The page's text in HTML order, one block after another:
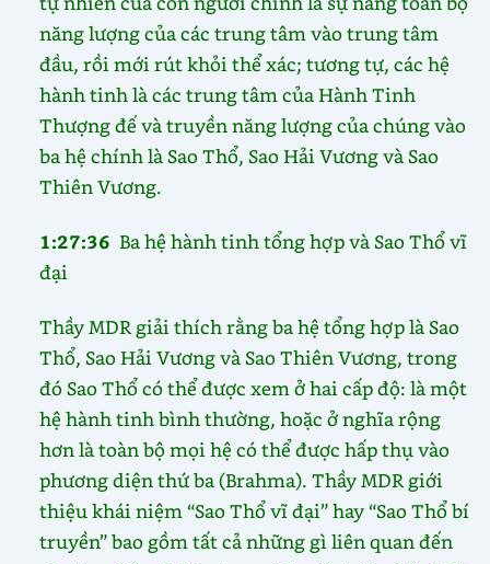
năng lượng của các trung tâm vào trung tâm
đầu, rồi mới rút khỏi thể xác; tương tự, các hệ
hành tinh là các trung tâm của Hành Tinh
Thượng đế và truyền năng lượng của chúng vào
ba hệ chính là Sao Thổ, Sao Hải Vương và Sao
Thiên Vương.
1:27:36Ba hệ hành tinh tổng hợp và Sao Thổ vĩ
đại
Thầy MDR giải thích rằng ba hệ tổng hợp là Sao
Thổ, Sao Hải Vương và Sao Thiên Vương, trong
đó Sao Thổ có thể được xem ở hai cấp độ: là một
hệ hành tinh bình thường, hoặc ở nghĩa rộng
hơn là toàn bộ mọi hệ có thể được hấp thụ vào
phương diện thứ ba (Brahma). Thầy MDR giới
thiệu khái niệm “Sao Thổ vĩ đại” hay “Sao Thổ bí
truyền” bao gồm tất cả những gì liên quan đến